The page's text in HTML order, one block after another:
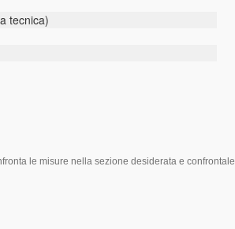
tecnica)
le misure nella sezione desiderata e confrontale